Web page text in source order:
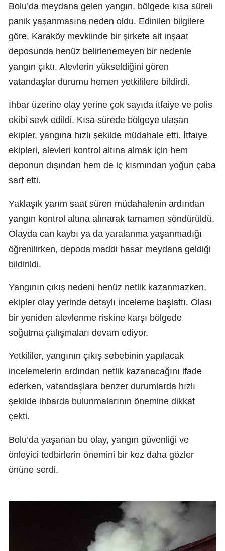
Bolu’da meydana gelen yangın, bölgede kısa süreli
panik yaşanmasına neden oldu. Edinilen bilgilere
göre, Karaköy mevkiinde bir şirkete ait inşaat
deposunda henüz belirlenemeyen bir nedenle
yangın çıktı. Alevlerin yükseldiğini gören
vatandaşlar durumu hemen yetkililere bildirdi.
İhbar üzerine olay yerine çok sayıda itfaiye ve polis
ekibi sevk edildi. Kısa sürede bölgeye ulaşan
ekipler, yangına hızlı şekilde müdahale etti. İtfaiye
ekipleri, alevleri kontrol altına almak için hem
deponun dışından hem de iç kısmından yoğun çaba
sarf etti.
Yaklaşık yarım saat süren müdahalenin ardından
yangın kontrol altına alınarak tamamen söndürüldü.
Olayda can kaybı ya da yaralanma yaşanmadığı
öğrenilirken, depoda maddi hasar meydana geldiği
bildirildi.
Yangının çıkış nedeni henüz netlik kazanmazken,
ekipler olay yerinde detaylı inceleme başlattı. Olası
bir yeniden alevlenme riskine karşı bölgede
soğutma çalışmaları devam ediyor.
Yetkililer, yangının çıkış sebebinin yapılacak
incelemelerin ardından netlik kazanacağını ifade
ederken, vatandaşlara benzer durumlarda hızlı
şekilde ihbarda bulunmalarının önemine dikkat
çekti.
Bolu’da yaşanan bu olay, yangın güvenliği ve
önleyici tedbirlerin önemini bir kez daha gözler
önüne serdi.